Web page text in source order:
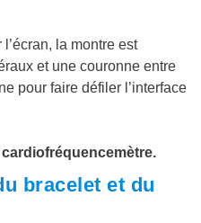
la montre est
et une couronne entre
pour faire défiler l’interface
cardiofréquencemètre.
bracelet et du